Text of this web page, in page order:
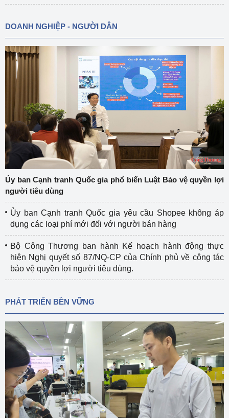
DOANH NGHIỆP - NGƯỜI DÂN
Ủy ban Cạnh tranh Quốc gia phổ biến Luật Bảo vệ quyền lợi
người tiêu dùng
Ủy ban Cạnh tranh Quốc gia yêu cầu Shopee không áp
dụng các loại phí mới đối với người bán hàng
Bộ Công Thương ban hành Kế hoạch hành động thực
hiện Nghị quyết số 87/NQ-CP của Chính phủ về công tác
bảo vệ quyền lợi người tiêu dùng.
PHÁT TRIỂN BỀN VỮNG